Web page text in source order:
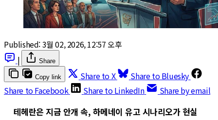
Published:3월 02, 2026, 12:57 오후
|
Share
Copy link Share to X
Share to Bluesky
Share to Facebook
Share to LinkedIn Share by email
테헤란은 지금 안개 속, 하메네이 유고 시나리오가 현실